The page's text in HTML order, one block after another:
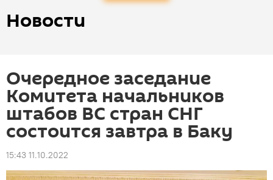
Новости
Очередное заседание
Комитета начальников
штабов ВС стран СНГ
состоится завтра в Баку
15:43 11.10.2022